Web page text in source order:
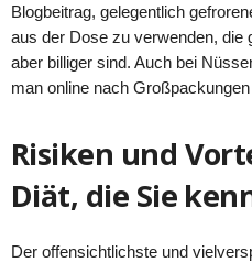
Blogbeitrag, gelegentlich
aus der Dose zu verwenden, die
aber billiger sind. Auch bei
man online nach
Risiken und
Diät, die Sie
Der offensichtlichste und